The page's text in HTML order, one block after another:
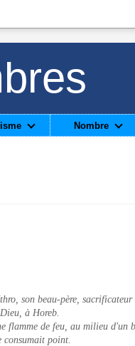
Nombre
son beau-père,
à Horeb.
flamme de feu, au milieu d'un
consumait point.